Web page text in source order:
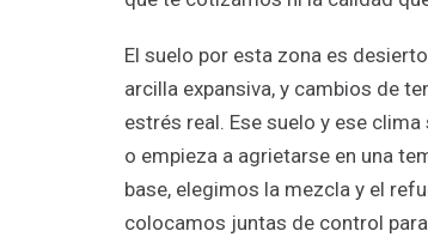
El suelo por esta zona es
arcilla expansiva, y cambios de
estrés real. Ese suelo y ese
o empieza a agrietarse en una
base, elegimos la mezcla y el
colocamos juntas de control